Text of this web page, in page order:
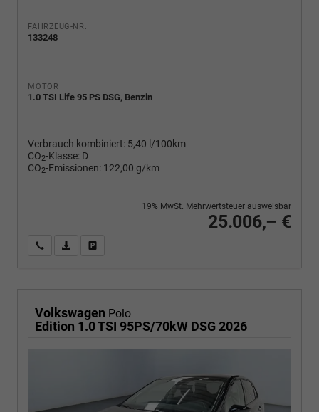
FAHRZEUG-NR.
133248
MOTOR
1.0 TSI Life 95 PS DSG, Benzin
Verbrauch kombiniert: 5,40 l/100km
CO2-Klasse: D
CO2-Emissionen: 122,00 g/km
25.006,– €
19% MwSt. Mehrwertsteuer ausweisbar
Wir rufen Sie anPDF-Fahrzeugexposé drucken
Volkswagen Polo
Edition 1.0 TSI 95PS/70kW DSG 2026